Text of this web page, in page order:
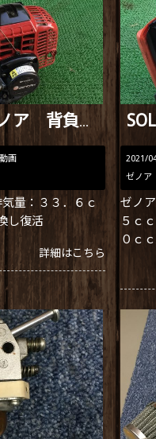
SOLD OUT ゼノア 背負式刈払機 BK3420EZ
画
量：３３．６ｃ
し復活
詳細はこちら
2021/
ゼノア
ゼノ
５ｃ
０ｃ